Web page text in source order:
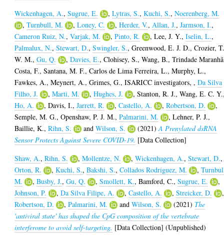
Wickenhagen, A.,Sugrue, E. ,Lytras, S.,Kuchi, S.,Noerenberg, M.
,Turnbull, M. ,Loney, C. ,Herder, V., Allan, J.,Jarmson, I.,
Cameron Ruiz, N.,Varjak, M. ,Pinto, R. ,Lee, J. Y.,Iselin, L.,
Palmalux, N.,Stewart, D.,Swingler, S.,Greenwood, E. J. D.,Crozier,
W. M.,Gu, Q. ,Davies, E.,Clohisey, S.,Wang, B.,Trindade Maranhã
Costa, F.,Santana, M. F.,Carlos de Lima Ferreira, L.,Murphy, L.,
Fawkes, A.,Meynert, A.,Grimes, G.,ISARICC investigators, ,Da Silva
Filho, J.
,Marti, M. ,Hughes, J. ,Stanton, R. J.,Wang, E. C. Y.
Ho, A.
,Davis, I.,Jarrett, R. ,Castello, A. ,Robertson, D.
,
Semple, M. G.,Openshaw, P. J. M.,Palmarini, M. ,Lehner, P. J.,
Baillie, K.,Rihn, S. andWilson, S. (2021)A Prenylated dsRNA
Sensor Protects Against Severe COVID-19. [Data Collection]
Shaw, A.,Rihn, S. ,Mollentze, N. ,Wickenhagen, A.,Stewart, D.,
Orton, R.
,Kuchi, S.,Bakshi, S.,Collados Rodriguez, M. ,
M.
,Busby, J.,Gu, Q. ,Smollett, K.,Bamford, C.,Sugrue, E.
,
Johnson, P.
,Da Silva Filipe, A. ,Castello, A. ,Streicker, D.
,
Robertson, D.
,Palmarini, M. andWilson, S. (2021) The
'antiviral state' has shaped the CpG composition of the vertebrate
interferome to avoid self-targeting. [Data Collection] (Unpublished)